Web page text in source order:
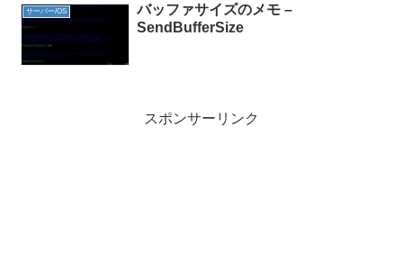
サーバー/OS
バッファサイズのメモ –
SendBufferSize
スポンサーリンク